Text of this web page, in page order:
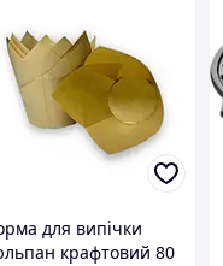
для випічки
крафтовий 80